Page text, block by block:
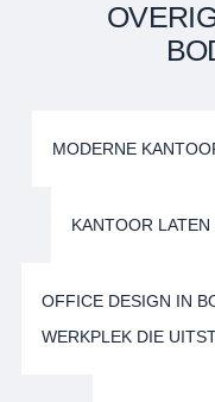
MODERNE
KANTOOR
OFFICE DESIGN IN
WERKPLEK DIE